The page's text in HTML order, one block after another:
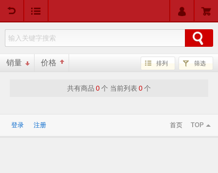
销量 价格 排列 筛选
共有商品 0个 当前列表 0个
登录 注册 首页 TOP